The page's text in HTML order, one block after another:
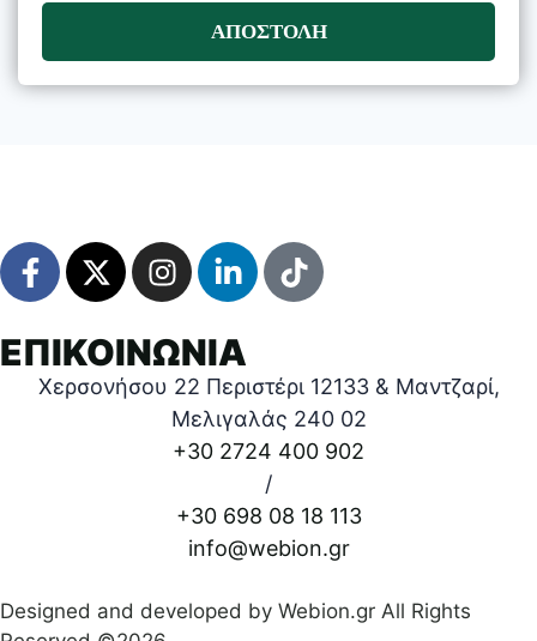
ΑΠΟΣΤΟΛΗ
ΕΠΙΚΟΙΝΩΝΙΑ
Χερσονήσου 22 Περιστέρι 12133 & Μαντζαρί,
Μελιγαλάς 240 02
+30 2724 400 902
/
+30 698 08 18 113
info@webion.gr
Designed and developed by Webion.gr All Rights